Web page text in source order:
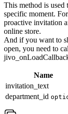
This method is
specific moment.
proactive invitation
online store.
And if you want to
open, you need to
Name
invitation_text
department_id